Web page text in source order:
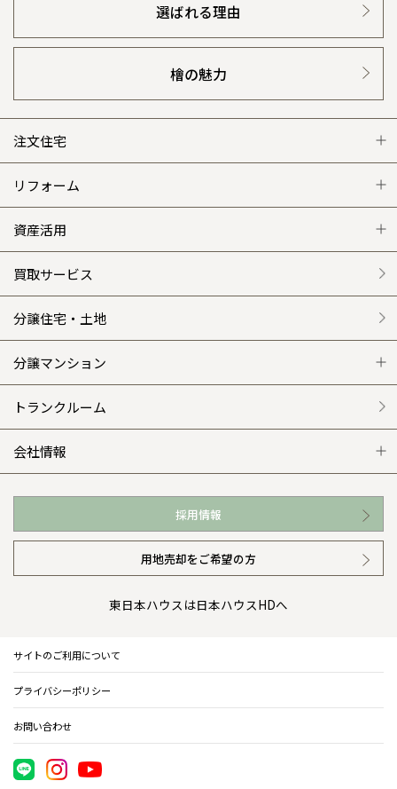
選ばれる理由
檜の魅力
注文住宅
注文住宅 トップ
グレートステージ
クレステージ
施工事例
平屋の家
外観・インテリア集
WEB住宅展示場
お近くの展示場
イベント情報
住まいのコラム
住まいのお手入れ集
リフォーム
リフォーム トップ
リフォームメニュー
選ばれる理由
リフォームの流れ
介護保険利用で快適リフォーム
カタログ請求（無料）
資産活用
資産活用 トップ
賃貸併用住宅のメリット
安心のサポートシステム
商品紹介
展示場案内
買取サービス
分譲住宅・土地
分譲マンション
分譲マンション トップ
ワザックとは
高い信頼性
安心の管理体制
トランクルーム
会社情報
会社情報 トップ
ニュースリリース
会社概要
事業部紹介
IR情報
採用情報
用地売却をご希望の方
東日本ハウスは日本ハウスHDへ
サイトのご利用について
プライバシーポリシー
お問い合わせ